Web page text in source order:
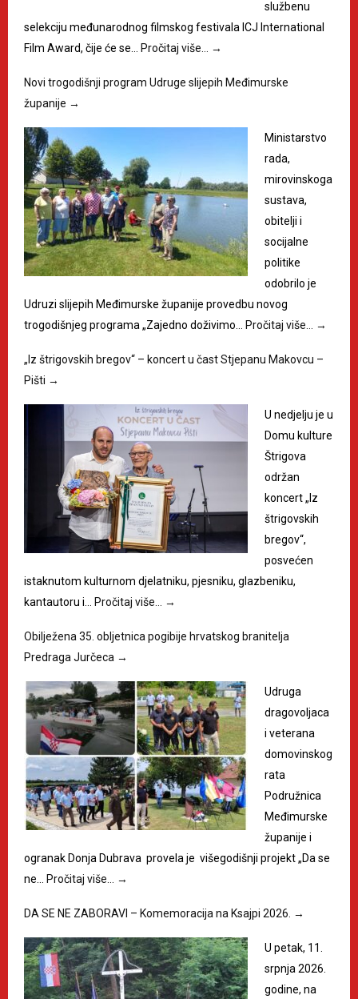
službenu
selekciju međunarodnog filmskog festivala ICJ International
Film Award, čije će se…
Pročitaj više… →
Novi trogodišnji program Udruge slijepih Međimurske
županije →
Ministarstvo
rada,
mirovinskoga
sustava,
obitelji i
socijalne
politike
odobrilo je
Udruzi slijepih Međimurske županije provedbu novog
trogodišnjeg programa „Zajedno doživimo…
Pročitaj više… →
„Iz štrigovskih bregov“ – koncert u čast Stjepanu Makovcu –
Pišti →
U nedjelju je u
Domu kulture
Štrigova
održan
koncert „Iz
štrigovskih
bregov“,
posvećen
istaknutom kulturnom djelatniku, pjesniku, glazbeniku,
kantautoru i…
Pročitaj više… →
Obilježena 35. obljetnica pogibije hrvatskog branitelja
Predraga Jurčeca →
Udruga
dragovoljaca
i veterana
domovinskog
rata
Podružnica
Međimurske
županije i
ogranak Donja Dubrava provela je višegodišnji projekt „Da se
ne…
Pročitaj više… →
DA SE NE ZABORAVI – Komemoracija na Ksajpi 2026. →
U petak, 11.
srpnja 2026.
godine, na